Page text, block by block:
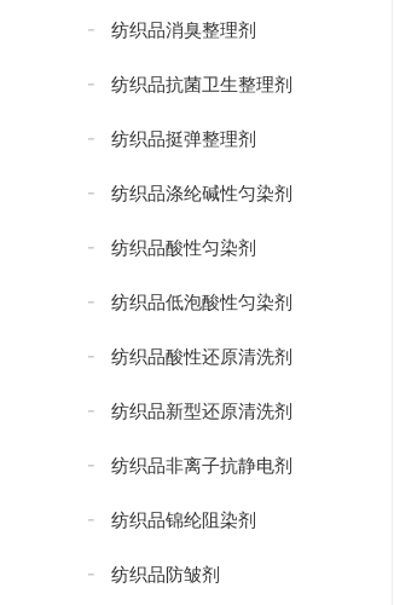
纺织品消臭整理剂
纺织品抗菌卫生整理剂
纺织品挺弹整理剂
纺织品涤纶碱性匀染剂
纺织品酸性匀染剂
纺织品低泡酸性匀染剂
纺织品酸性还原清洗剂
纺织品新型还原清洗剂
纺织品非离子抗静电剂
纺织品锦纶阻染剂
纺织品防皱剂